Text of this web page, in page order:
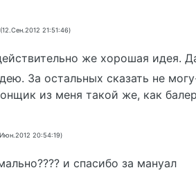
(12.Сен.2012 21:51:46)
же хорошая идея.
За остальных сказать не
из меня такой же, как
20:54:19)
и спасибо за мануал